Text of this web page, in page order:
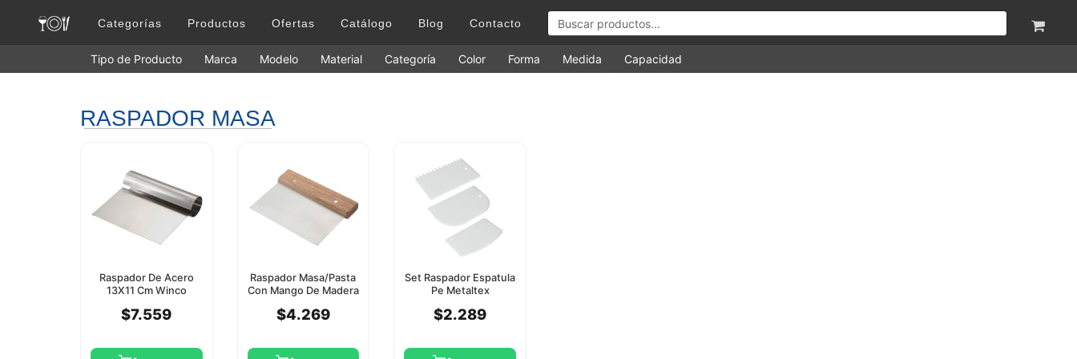
Categorías Productos Ofertas Catálogo Blog Contacto
Tipo de Producto Marca Modelo Material Categoría Color Forma Medida Capacidad
RASPADOR MASA
Raspador De Acero
13X11 Cm Winco
$7.559
Raspador Masa/Pasta
Con Mango De Madera
$4.269
Set Raspador Espatula
Pe Metaltex
$2.289